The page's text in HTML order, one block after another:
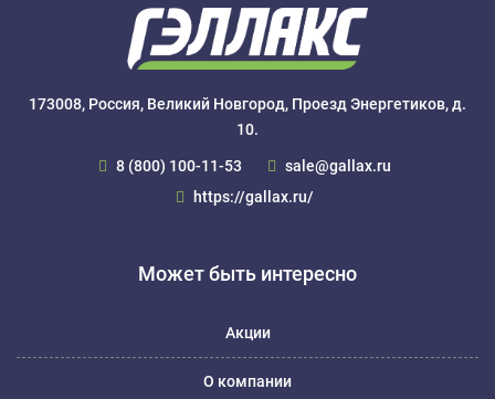
173008, Россия, Великий Новгород, Проезд Энергетиков, д.
10.
8 (800) 100-11-53
sale@gallax.ru
https://gallax.ru/
Может быть интересно
Акции
О компании